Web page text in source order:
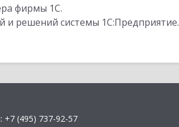
фирмы 1С.
и решений системы 1С:Предприятие.
+7 (495) 737-92-57